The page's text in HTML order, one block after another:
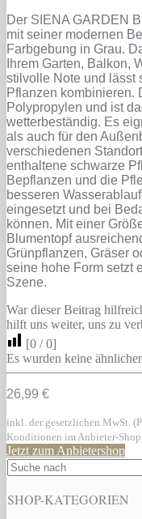
Der SIENA GARDEN
mit seiner modernen
Farbgebung in Grau.
Ihrem Garten, Balkon,
stilvolle Note und lässt
Pflanzen kombinieren.
Polypropylen und ist
wetterbeständig. Es
als auch für den
verschiedenen
enthaltene schwarze
Bepflanzen und die
besseren
eingesetzt und bei
können. Mit einer
Blumentopf
Grünpflanzen, Gräser
seine hohe Form setzt
Szene.
War dieser Beitrag
hilft uns weiter, uns zu
[0 /0]
Es wurden keine
26,99 €
inkl. der gesetzlichen MwSt.
Konditionen im Anbieter-
Jetzt zum Anbietershop
SHOP-KATEGORIEN